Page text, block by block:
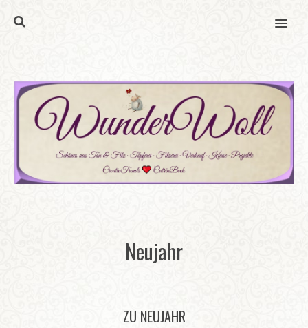
MENU
Neujahr
ZU NEUJAHR